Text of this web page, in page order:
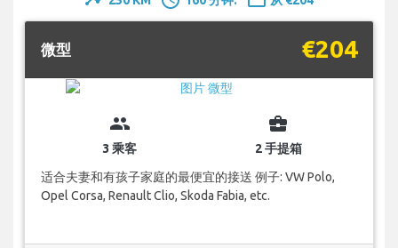
微型 €204
group
3 乘客
business_center
2 手提箱
适合夫妻和有孩子家庭的最便宜的接送 例子: VW Polo,
Opel Corsa, Renault Clio, Skoda Fabia, etc.